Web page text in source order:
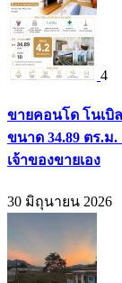
4
ขายคอนโด โนเบิ
ขนาด 34.89 ตร.ม.
เจ้าของขายเอง
30 มิถุนายน 2026